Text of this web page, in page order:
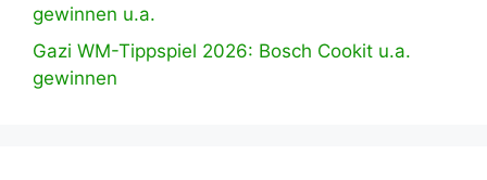
gewinnen u.a.
Gazi WM-Tippspiel 2026: Bosch Cookit u.a.
gewinnen